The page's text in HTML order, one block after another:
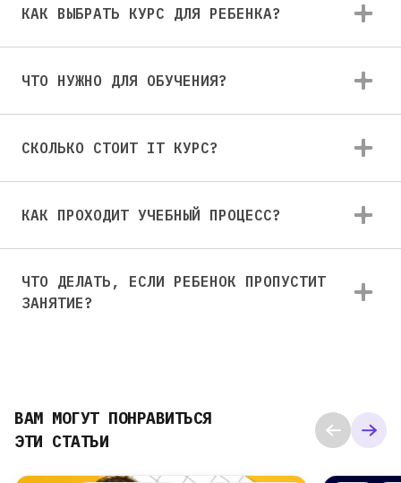
КАК ВЫБРАТЬ КУРС ДЛЯ РЕБЕНКА?
ЧТО НУЖНО ДЛЯ ОБУЧЕНИЯ?
СКОЛЬКО СТОИТ IT КУРС?
КАК ПРОХОДИТ УЧЕБНЫЙ ПРОЦЕСС?
ЧТО ДЕЛАТЬ, ЕСЛИ РЕБЕНОК ПРОПУСТИТ
ЗАНЯТИЕ?
ВАМ МОГУТ ПОНРАВИТЬСЯ
ЭТИ СТАТЬИ